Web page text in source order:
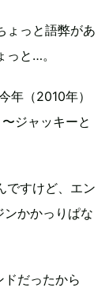
ょっと語弊があ
と…。
年（2010年）
ジャッキーと
ですけど、エン
かかっりぱな
だったから